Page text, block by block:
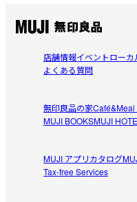
店舗情報イベントローカ
よくある質問
無印良品の家Café&Meal
MUJI BOOKSMUJI
MUJI アプリカタログ
Tax-free Services